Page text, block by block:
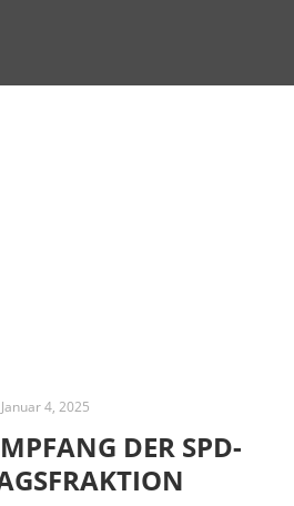
Januar 4, 2025
DER SPD-